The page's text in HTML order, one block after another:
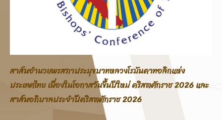
สาส์นอภิบาลสภาประมุขบาทหลวงโรมันคาทอลิกแห่ง
ประเทศไทย โอกาสสมโภชพระคริสตสมภพ คริสตศักราช 2025